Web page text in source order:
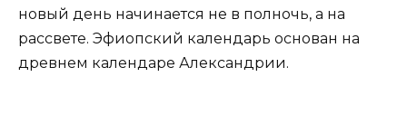
новый день начинается не в полночь, а на
рассвете. Эфиопский календарь основан на
древнем календаре Александрии.